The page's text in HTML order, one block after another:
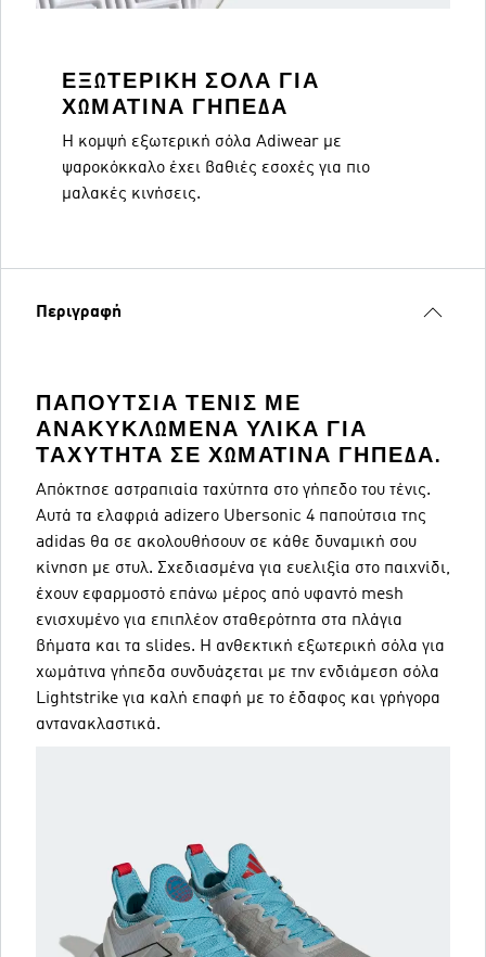
ΕΞΩΤΕΡΙΚΉ ΣΌΛΑ ΓΙΑ
ΧΩΜΆΤΙΝΑ ΓΉΠΕΔΑ
Η κομψή εξωτερική σόλα Adiwear με
ψαροκόκκαλο έχει βαθιές εσοχές για πιο
μαλακές κινήσεις.
Περιγραφή
ΠΑΠΟΎΤΣΙΑ ΤΈΝΙΣ ΜΕ
ΑΝΑΚΥΚΛΩΜΈΝΑ ΥΛΙΚΆ ΓΙΑ
ΤΑΧΎΤΗΤΑ ΣΕ ΧΩΜΆΤΙΝΑ ΓΉΠΕΔΑ.
Απόκτησε αστραπιαία ταχύτητα στο γήπεδο του τένις.
Αυτά τα ελαφριά adizero Ubersonic 4 παπούτσια της
adidas θα σε ακολουθήσουν σε κάθε δυναμική σου
κίνηση με στυλ. Σχεδιασμένα για ευελιξία στο παιχνίδι,
έχουν εφαρμοστό επάνω μέρος από υφαντό mesh
ενισχυμένο για επιπλέον σταθερότητα στα πλάγια
βήματα και τα slides. H ανθεκτική εξωτερική σόλα για
χωμάτινα γήπεδα συνδυάζεται με την ενδιάμεση σόλα
Lightstrike για καλή επαφή με το έδαφος και γρήγορα
αντανακλαστικά.